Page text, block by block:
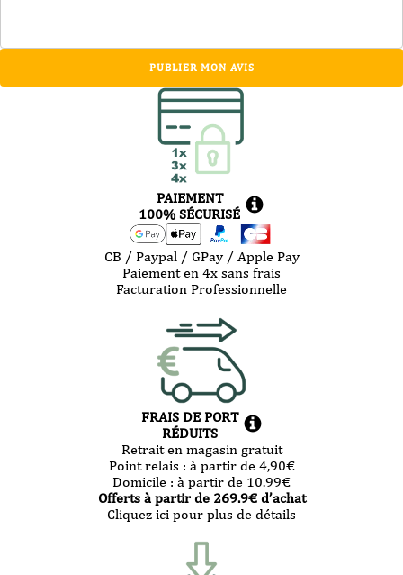
PUBLIER MON AVIS
PAIEMENT
100% SÉCURISÉ
CB / Paypal / GPay / Apple Pay
Paiement en 4x sans frais
Facturation Professionnelle
FRAIS DE PORT
RÉDUITS
Retrait en magasin gratuit
Point relais : à partir de 4,90€
Domicile : à partir de 10.99€
Offerts à partir de 269.9€ d’achat
Cliquez ici pour plus de détails